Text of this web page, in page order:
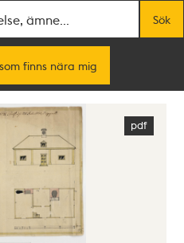
Sök
finns nära mig